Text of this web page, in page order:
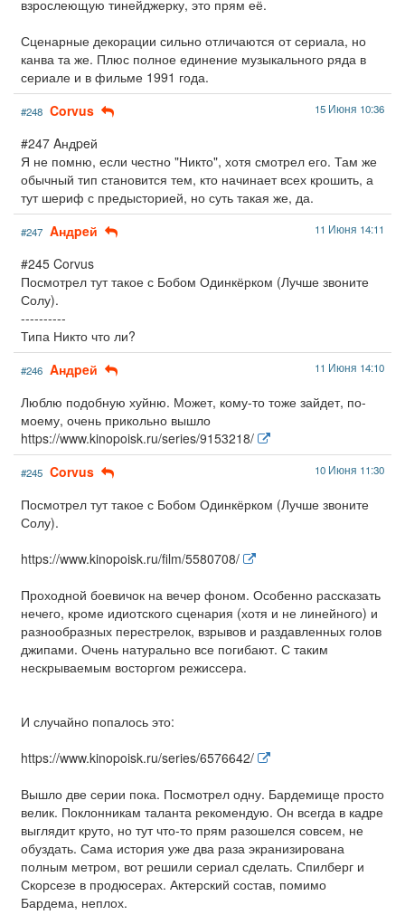
взрослеющую тинейджерку, это прям её.
Сценарные декорации сильно отличаются от сериала, но
канва та же. Плюс полное единение музыкального ряда в
сериале и в фильме 1991 года.
#248 Corvus 15 Июня 10:36
#247 Aндpeй
Я не помню, если честно "Никто", хотя смотрел его. Там же
обычный тип становится тем, кто начинает всех крошить, а
тут шериф с предысторией, но суть такая же, да.
#247 Aндpeй 11 Июня 14:11
#245 Corvus
Посмотрел тут такое с Бобом Одинкёрком (Лучше звоните
Солу).
----------
Типа Никто что ли?
#246 Aндpeй 11 Июня 14:10
Люблю подобную хуйню. Может, кому-то тоже зайдет, по-
моему, очень прикольно вышло
https://www.kinopoisk.ru/series/9153218/
#245 Corvus 10 Июня 11:30
Посмотрел тут такое с Бобом Одинкёрком (Лучше звоните
Солу).
https://www.kinopoisk.ru/film/5580708/
Проходной боевичок на вечер фоном. Особенно рассказать
нечего, кроме идиотского сценария (хотя и не линейного) и
разнообразных перестрелок, взрывов и раздавленных голов
джипами. Очень натурально все погибают. С таким
нескрываемым восторгом режиссера.
И случайно попалось это:
https://www.kinopoisk.ru/series/6576642/
Вышло две серии пока. Посмотрел одну. Бардемище просто
велик. Поклонникам таланта рекомендую. Он всегда в кадре
выглядит круто, но тут что-то прям разошелся совсем, не
обуздать. Сама история уже два раза экранизирована
полным метром, вот решили сериал сделать. Спилберг и
Скорсезе в продюсерах. Актерский состав, помимо
Бардема, неплох.